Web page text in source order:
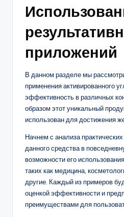
приложений
В данном разделе мы
применения активированного
эффективность в различных
образом этот уникальный
использован для достижения
Начнем с анализа
данного средства в
возможности его
таких как медицина,
другие. Каждый из примеров
оценкой эффективности и
преимуществами для